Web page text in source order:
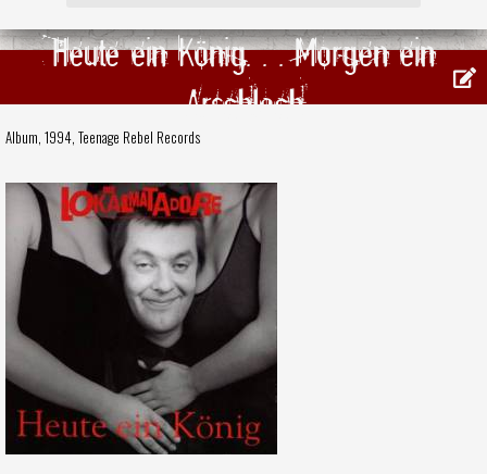
Heute ein König. . . Morgen ein
Arschloch
Album, 1994, Teenage Rebel Records